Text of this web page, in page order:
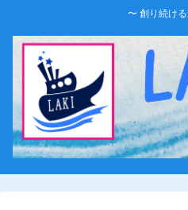
〜 創り続け